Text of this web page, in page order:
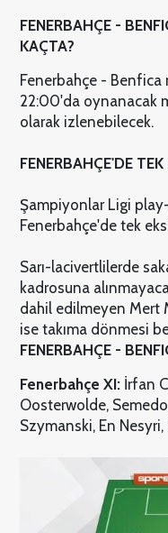
FENERBAHÇE -
KAÇTA?
Fenerbahçe - Benfica
22:00'da oynanacak
olarak izlenebilecek.
FENERBAHÇE'DE TEK
Şampiyonlar Ligi
Fenerbahçe'de tek
Sarı-lacivertlilerde
kadrosuna
dahil edilmeyen Mert
ise takıma dönmesi
FENERBAHÇE -
Fenerbahçe XI:İrfan
Oosterwolde,
Szymanski, En Nesyri,